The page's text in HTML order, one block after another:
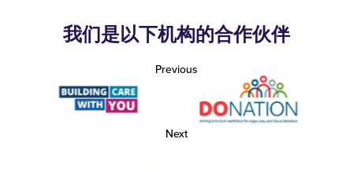
我们是以下机构的合作伙伴
Previous
Next